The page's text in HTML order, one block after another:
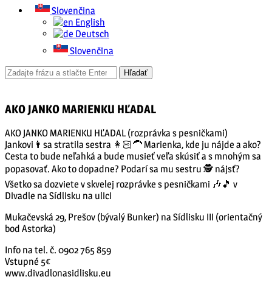
Slovenčina
English
Deutsch
Slovenčina
AKO JANKO MARIENKU HĽADAL
AKO JANKO MARIENKU HĽADAL (rozprávka s pesničkami)
Jankovi👨sa stratila sestra 👩🏻‍🦱 Marienka, kde ju nájde a ako?
Cesta to bude neľahká a bude musieť veľa skúsiť a s mnohým sa
popasovať. Ako to dopadne? Podarí sa mu sestru 🕵️ nájsť?
Všetko sa dozviete v skvelej rozprávke s pesničkami 🎶🎵 v
Divadle na Sídlisku na ulici
Mukačevská 29, Prešov (bývalý Bunker) na Sídlisku III (orientačný
bod Astorka)
Info na tel. č. 0902 765 859
Vstupné 5€
www.divadlonasidlisku.eu